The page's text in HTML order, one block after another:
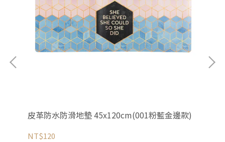
皮革防水防滑地墊 45x120cm(001粉藍金邊款)
NT$120